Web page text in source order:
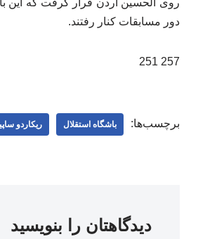
دور مسابقات کنار رفتند.
257 251
برچسب‌ها: باشگاه استقلال ریکاردو
دیدگاهتان را بنویسید